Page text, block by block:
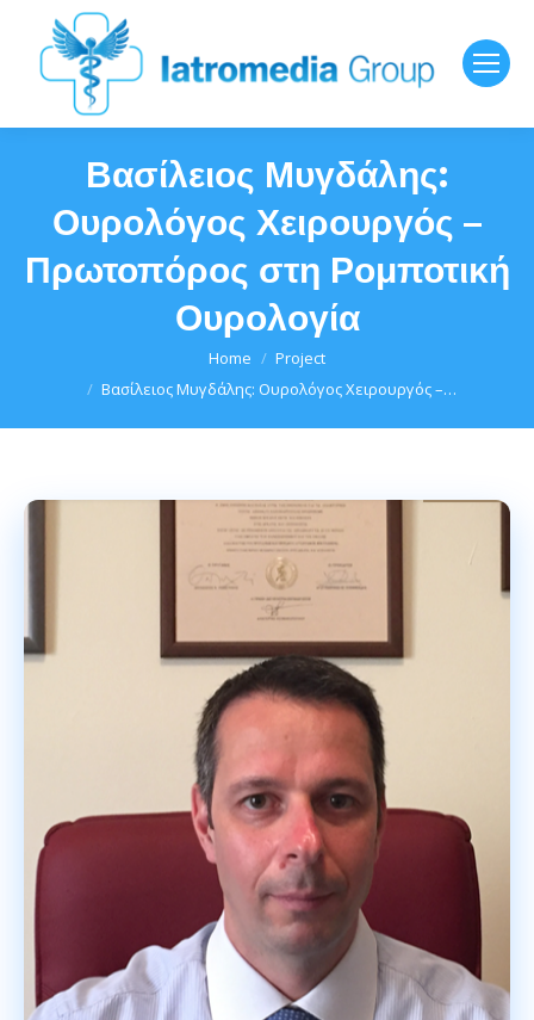
Βασίλειος Μυγδάλης:
Ουρολόγος Χειρουργός –
Πρωτοπόρος στη Ρομποτική
Ουρολογία
Home
Project
Βασίλειος Μυγδάλης: Ουρολόγος Χειρουργός –…